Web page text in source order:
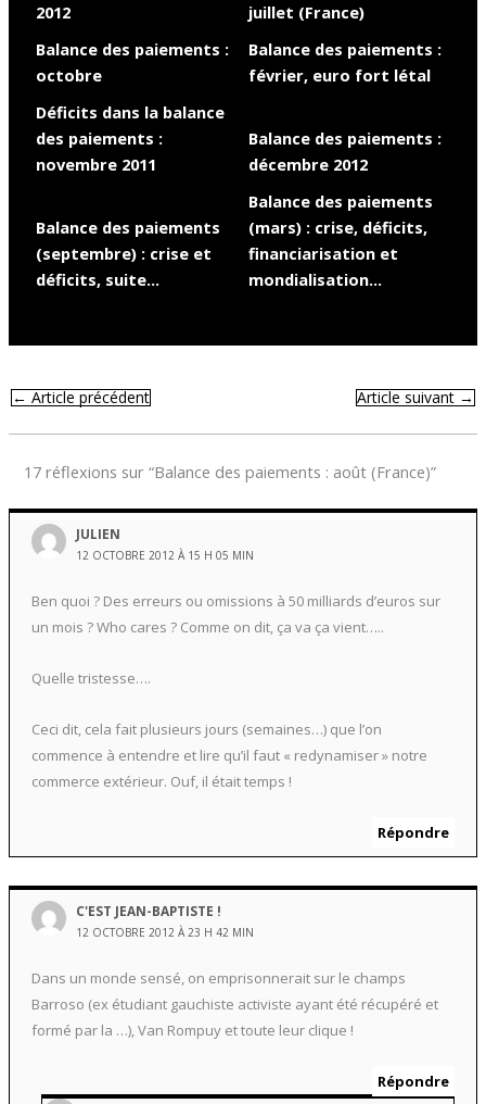
2012
juillet (France)
Balance des paiements :
octobre
Balance des paiements :
février, euro fort létal
Déficits dans la balance
des paiements :
novembre 2011
Balance des paiements :
décembre 2012
Balance des paiements
(septembre) : crise et
déficits, suite…
Balance des paiements
(mars) : crise, déficits,
financiarisation et
mondialisation…
←Article précédent Article suivant→
17 réflexions sur “Balance des paiements : août (France)”
JULIEN
12 OCTOBRE 2012 À 15 H 05 MIN
Ben quoi ? Des erreurs ou omissions à 50 milliards d’euros sur
un mois ? Who cares ? Comme on dit, ça va ça vient…..
Quelle tristesse….
Ceci dit, cela fait plusieurs jours (semaines…) que l’on
commence à entendre et lire qu’il faut « redynamiser » notre
commerce extérieur. Ouf, il était temps !
Répondre
C'EST JEAN-BAPTISTE !
12 OCTOBRE 2012 À 23 H 42 MIN
Dans un monde sensé, on emprisonnerait sur le champs
Barroso (ex étudiant gauchiste activiste ayant été récupéré et
formé par la …), Van Rompuy et toute leur clique !
Répondre